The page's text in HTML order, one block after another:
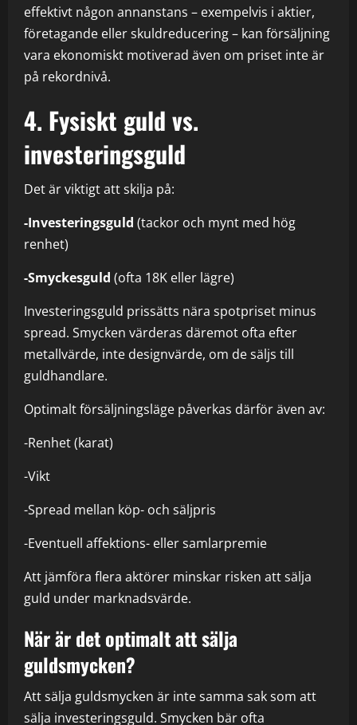
effektivt någon annanstans – exempelvis i aktier,
företagande eller skuldreducering – kan försäljning
vara ekonomiskt motiverad även om priset inte är
på rekordnivå.
4. Fysiskt guld vs.
investeringsguld
Det är viktigt att skilja på:
-Investeringsguld (tackor och mynt med hög
renhet)
-Smyckesguld (ofta 18K eller lägre)
Investeringsguld prissätts nära spotpriset minus
spread. Smycken värderas däremot ofta efter
metallvärde, inte designvärde, om de säljs till
guldhandlare.
Optimalt försäljningsläge påverkas därför även av:
-Renhet (karat)
-Vikt
-Spread mellan köp- och säljpris
-Eventuell affektions- eller samlarpremie
Att jämföra flera aktörer minskar risken att sälja
guld under marknadsvärde.
När är det optimalt att sälja
guldsmycken?
Att sälja guldsmycken är inte samma sak som att
sälja investeringsguld. Smycken bär ofta